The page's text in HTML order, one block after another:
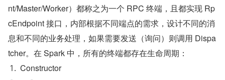
nt/Master/Worker）都称之为一个 RPC 终端，且都实现 Rp
cEndpoint 接口，内部根据不同端点的需求，设计不同的消
息和不同的业务处理，如果需要发送（询问）则调用 Dispa
tcher。在 Spark 中，所有的终端都存在生命周期：
Constructor